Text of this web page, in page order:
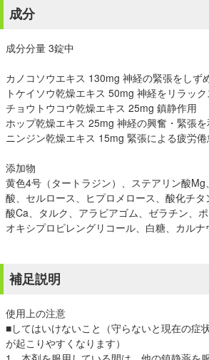
成分
成分分量 3錠中
カノコソウエキス 130mg 神経の緊張をしず
トケイソウ乾燥エキス 50mg 神経をリラッ
チョウトウコウ乾燥エキス 25mg 鎮静作用
ホップ乾燥エキス 25mg 神経の興奮・緊張を
ニンジン乾燥エキス 15mg 緊張による疲労
添加物
黄色4号（タートラジン）、ステアリン酸
酸、セルロース、ヒプロメロース、酸化チ
酸Ca、タルク、アラビアゴム、ゼラチン、
オキシプロピレングリコール、白糖、カルナ
補足説明
使用上の注意
■してはいけないこと（守らないと現在の症
が起こりやすくなります）